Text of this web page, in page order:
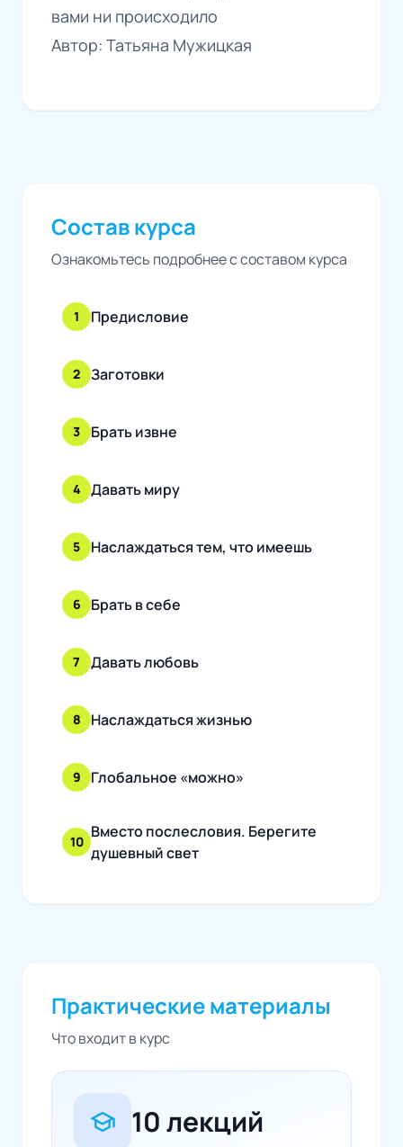
вами ни происходило
Автор: Татьяна Мужицкая
Состав курса
Ознакомьтесь подробнее с составом курса
1 Предисловие
2 Заготовки
3 Брать извне
4 Давать миру
5 Наслаждаться тем, что имеешь
6 Брать в себе
7 Давать любовь
8 Наслаждаться жизнью
9 Глобальное «можно»
10
Вместо послесловия. Берегите
душевный свет
Практические материалы
Что входит в курс
school 10 лекций